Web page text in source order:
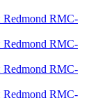
Redmond RMC-
Redmond RMC-
Redmond RMC-
Redmond RMC-